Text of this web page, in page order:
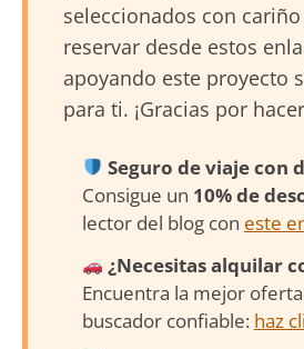
seleccionados con
reservar desde estos
apoyando este proyecto
para ti. ¡Gracias por
Seguro de viaje con
Consigue un 10% de
lector del blog con este
¿Necesitas alquilar
Encuentra la mejor
buscador confiable: haz